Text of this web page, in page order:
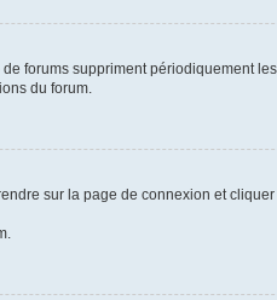
forums suppriment périodiquement
du forum.
sur la page de connexion et cliquer